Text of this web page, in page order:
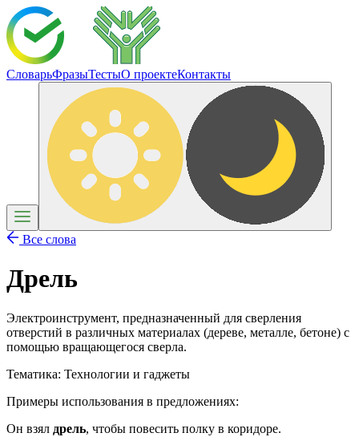
СловарьФразыТестыО проектеКонтакты
Все слова
Дрель
Электроинструмент, предназначенный для сверления
отверстий в различных материалах (дереве, металле, бетоне) с
помощью вращающегося сверла.
Тематика: Технологии и гаджеты
Примеры использования в предложениях:
Он взял дрель, чтобы повесить полку в коридоре.